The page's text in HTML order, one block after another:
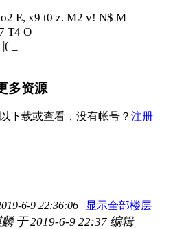
E, x9 t0 z. M2 v! N$ M
T4 O
_
多资源
下载或查看，没有帐号？ 注册
6-9 22:36:06 | 显示全部楼层
于 2019-6-9 22:37 编辑